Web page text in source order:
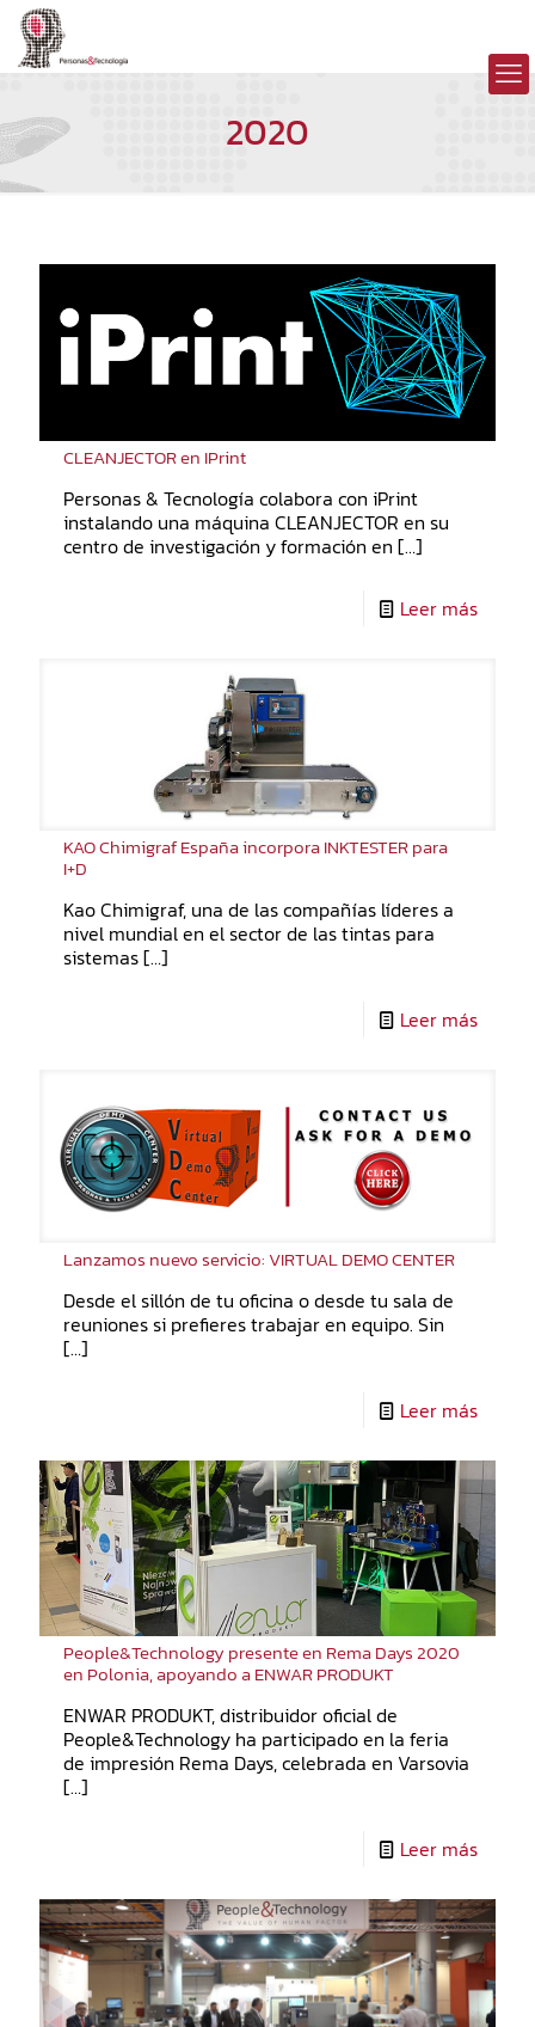
2020
CLEANJECTOR en IPrint
Personas & Tecnología colabora con iPrint
instalando una máquina CLEANJECTOR en su
centro de investigación y formación en […]
Leer más
KAO Chimigraf España incorpora INKTESTER para
I+D
Kao Chimigraf, una de las compañías líderes a
nivel mundial en el sector de las tintas para
sistemas[…]
Leer más
Lanzamos nuevo servicio: VIRTUAL DEMO CENTER
Desde el sillón de tu oficina o desde tu sala de
reuniones si prefieres trabajar en equipo. Sin
[…]
Leer más
People&Technology presente en Rema Days 2020
en Polonia, apoyando a ENWAR PRODUKT
ENWAR PRODUKT, distribuidor oficial de
People&Technology ha participado en la feria
de impresión Rema Days, celebrada en Varsovia
[…]
Leer más